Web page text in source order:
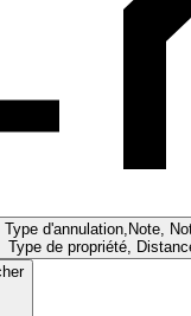
Type d'annulation,Note,
Type de propriété,